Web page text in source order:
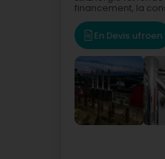
financement, la
En Devis ufroen